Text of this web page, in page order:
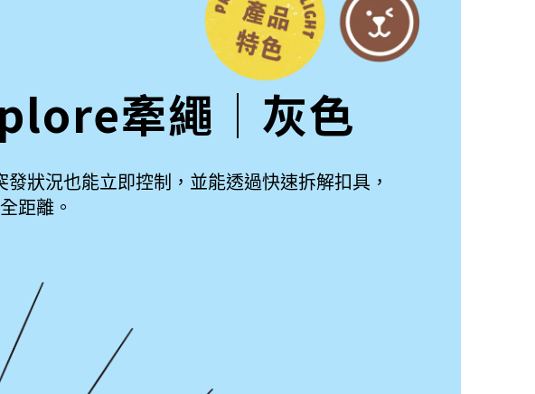
牽繩│灰色
狀況也能立即控制，並能透過快速拆解扣具，
距離。